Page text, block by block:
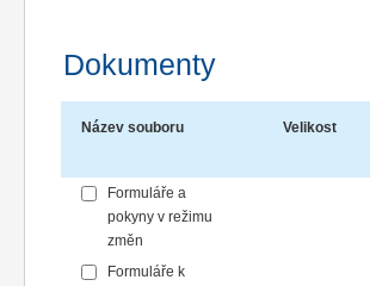
Dokumenty
Název souboru Velikost
Formuláře a
pokyny v režimu
změn
Formuláře k